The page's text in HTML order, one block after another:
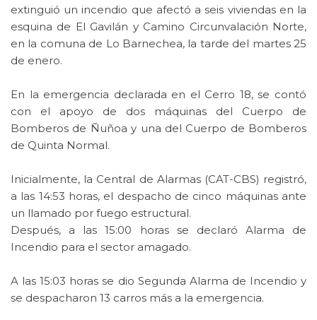
extinguió un incendio que afectó a seis viviendas en la
esquina de El Gavilán y Camino Circunvalación Norte,
en la comuna de Lo Barnechea, la tarde del martes 25
de enero.
En la emergencia declarada en el Cerro 18, se contó
con el apoyo de dos máquinas del Cuerpo de
Bomberos de Ñuñoa y una del Cuerpo de Bomberos
de Quinta Normal.
Inicialmente, la Central de Alarmas (CAT-CBS) registró,
a las 14:53 horas, el despacho de cinco máquinas ante
un llamado por fuego estructural.
Después, a las 15:00 horas se declaró Alarma de
Incendio para el sector amagado.
A las 15:03 horas se dio Segunda Alarma de Incendio y
se despacharon 13 carros más a la emergencia.